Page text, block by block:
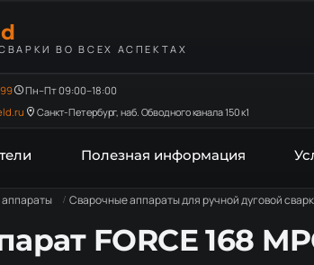
ВО ВСЕХ АСПЕКТАХ
Пн–Пт 09:00–18:00
Санкт-Петербург, наб. Обводного канала 150 к1
Полезная информация
Сварочные аппараты для ручной дуговой
FORCE 168